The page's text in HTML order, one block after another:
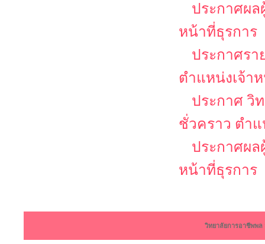
ประกาศผล
หน้าที่ธุรการ
ประกาศรา
ตำแหน่งเจ้า
ประกาศ วิ
ชั่วคราว ตำ
ประกาศผล
หน้าที่ธุรการ
วิทยาลัยการอาชีพพ